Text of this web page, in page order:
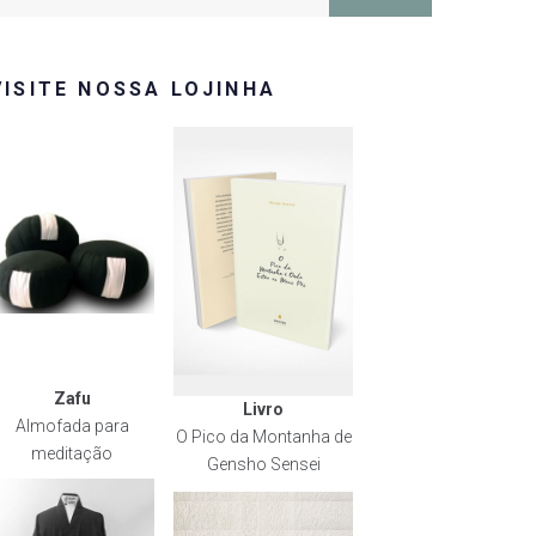
NOSSA LOJINHA
Zafu
Almofada para
meditação
Livro
O Pico da Montanha de
Gensho Sensei